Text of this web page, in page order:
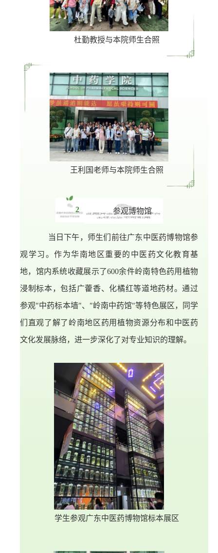
杜勤教授与本院师生合照
王利国老师与本院师生合照
2 参观博物馆
当日下午，师生们前往广东中医药博物馆参
观学习。作为华南地区重要的中医药文化教育基
地，馆内系统收藏展示了600余件岭南特色药用植物
浸制标本，包括广藿香、 化橘红等道地药材。通过
参观"中药标本墙"、"岭南中药馆"等特色展区，同学
们直观了解了岭南地区药用植物资源分布和中医药
文化发展脉络，进一步深化了对专业知识的理解。
学生参观广东中医药博物馆标本展区